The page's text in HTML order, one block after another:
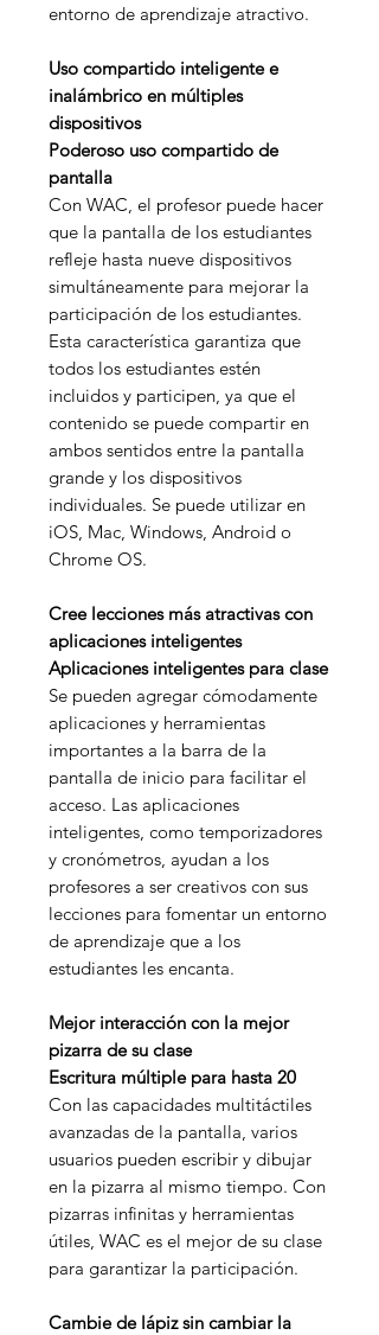
entorno de aprendizaje atractivo.
Uso compartido inteligente e
inalámbrico en múltiples
dispositivos
Poderoso uso compartido de
pantalla
Con WAC, el profesor puede hacer
que la pantalla de los estudiantes
refleje hasta nueve dispositivos
simultáneamente para mejorar la
participación de los estudiantes.
Esta característica garantiza que
todos los estudiantes estén
incluidos y participen, ya que el
contenido se puede compartir en
ambos sentidos entre la pantalla
grande y los dispositivos
individuales. Se puede utilizar en
iOS, Mac, Windows, Android o
Chrome OS.
Cree lecciones más atractivas con
aplicaciones inteligentes
Aplicaciones inteligentes para clase
Se pueden agregar cómodamente
aplicaciones y herramientas
importantes a la barra de la
pantalla de inicio para facilitar el
acceso. Las aplicaciones
inteligentes, como temporizadores
y cronómetros, ayudan a los
profesores a ser creativos con sus
lecciones para fomentar un entorno
de aprendizaje que a los
estudiantes les encanta.
Mejor interacción con la mejor
pizarra de su clase
Escritura múltiple para hasta 20
Con las capacidades multitáctiles
avanzadas de la pantalla, varios
usuarios pueden escribir y dibujar
en la pizarra al mismo tiempo. Con
pizarras infinitas y herramientas
útiles, WAC es el mejor de su clase
para garantizar la participación.
Cambie de lápiz sin cambiar la